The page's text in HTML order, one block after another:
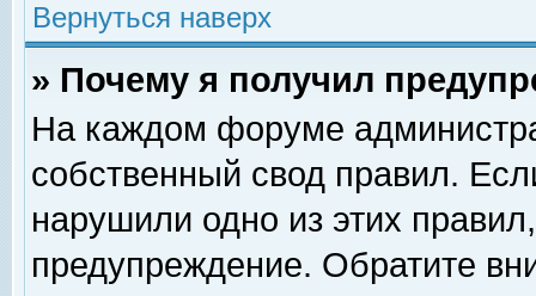
Вернуться наверх
» Почему я получил
На каждом форуме
собственный свод правил.
нарушили одно из этих
предупреждение. Обратите